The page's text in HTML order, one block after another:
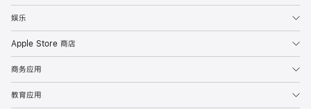
娱乐
Apple Store 商店
商务应用
教育应用